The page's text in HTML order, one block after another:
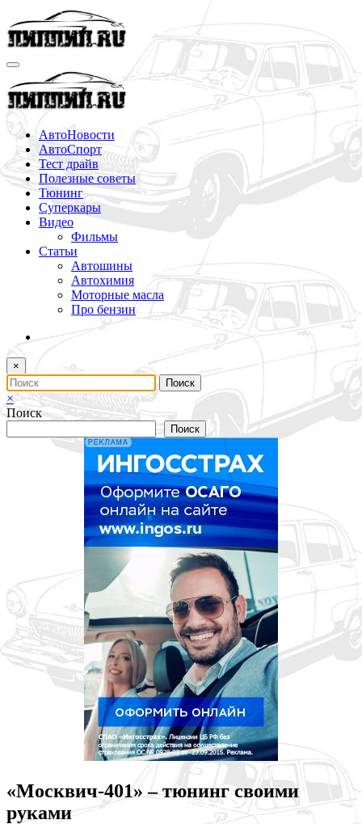
Перейти
к
содержимому
АвтоНовости
АвтоСпорт
Тест драйв
Полезные советы
Тюнинг
Суперкары
Видео
Фильмы
Статьи
Автошины
Автохимия
Моторные масла
Про бензин
×
×
Поиск
Поиск
«Москвич-401» – тюнинг своими
руками